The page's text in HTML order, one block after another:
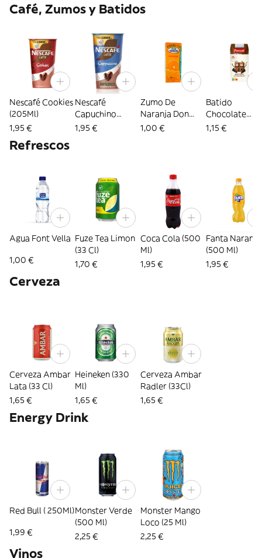
Café, Zumos y Batidos
Nescafé Cookies
(205Ml)
1,95 €
Nescafé
Capuchino
(205Ml)
1,95 €
Zumo De
Naranja Don
Simon (200 Ml)
1,00 €
Batido
Chocolate
Pascual
1,15 €
Refrescos
Agua Font Vella
1,00 €
Fuze Tea Limon
(33 Cl)
1,70 €
Coca Cola (500
Ml)
1,95 €
Fanta Naranja
(500 Ml)
1,95 €
Cerveza
Cerveza Ambar
Lata (33 Cl)
1,65 €
Heineken (330
Ml)
1,65 €
Cerveza Ambar
Radler (33Cl)
1,65 €
Energy Drink
Red Bull ( 250Ml)
1,99 €
Monster Verde
(500 Ml)
2,25 €
Monster Mango
Loco (25 Ml)
2,25 €
Vinos